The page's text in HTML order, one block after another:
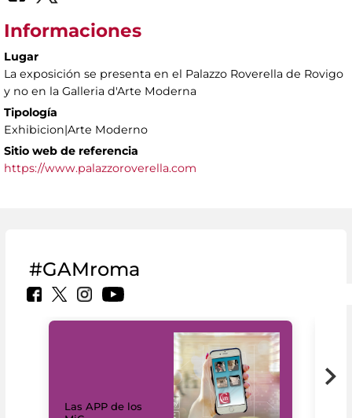
Informaciones
Lugar
La exposición se presenta en el Palazzo Roverella de Rovigo
y no en la Galleria d'Arte Moderna
Tipología
Exhibicion|Arte Moderno
Sitio web de referencia
https://www.palazzoroverella.com
#GAMroma
Las APP de los